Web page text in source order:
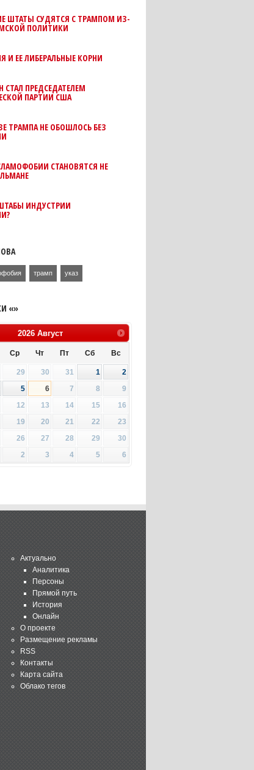
ШТАТЫ СУДЯТСЯ С ТРАМПОМ ИЗ-
ПОЛИТИКИ
И ЕЕ ЛИБЕРАЛЬНЫЕ КОРНИ
СТАЛ ПРЕДСЕДАТЕЛЕМ
ПАРТИИ США
ТРАМПА НЕ ОБОШЛОСЬ БЕЗ
СТАНОВЯТСЯ НЕ
ИНДУСТРИИ
трамп указ
«»
2026 Август
Ср Чт Пт Сб Вс
29 30 31 1
2
5 6 7 8
9
12 13 14 15
16
19 20 21 22
23
26 27 28 29
30
2 3 4 5 6
Актуально
Аналитика
Персоны
Прямой путь
История
Онлайн
О проекте
Размещение рекламы
RSS
Контакты
Карта сайта
Облако тегов